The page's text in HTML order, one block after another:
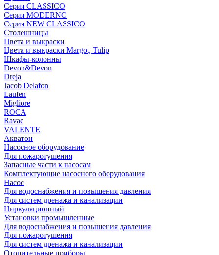
Серия CLASSICO
Серия MODERNO
Серия NEW CLASSICO
Столешницы
Цвета и выкраски
Цвета и выкраски Margot, Tulip
Шкафы-колонны
Devon&Devon
Dreja
Jacob Delafon
Laufen
Migliore
ROCA
Rаvac
VALENTE
Акватон
Насосное оборудование
Для пожаротушения
Запасные части к насосам
Комплектующие насосного оборудования
Насос
Для водоснабжения и повышения давления
Для систем дренажа и канализации
Циркуляционный
Установки промышленные
Для водоснабжения и повышения давления
Для пожаротушения
Для систем дренажа и канализации
Отопительные приборы